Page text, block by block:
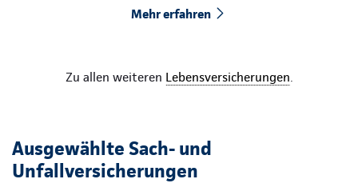
Mehr erfahren
Zu allen weiteren Lebensversicherungen.
Ausgewählte Sach- und
Unfallversicherungen